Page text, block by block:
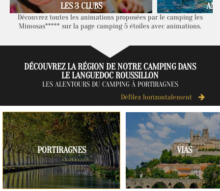
LES 3 CLUBS
Découvrez toutes les animations proposées par le camping les
Mimosas***** sur la page camping 5 étoiles avec animations.
DÉCOUVREZ LA RÉGION DE NOTRE CAMPING DANS
LE LANGUEDOC ROUSSILLON
LES ALENTOURS DU CAMPING À PORTIRAGNES
Défilez horizontalement
PORTIRAGNES VIAS